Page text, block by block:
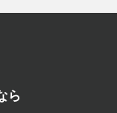
ら